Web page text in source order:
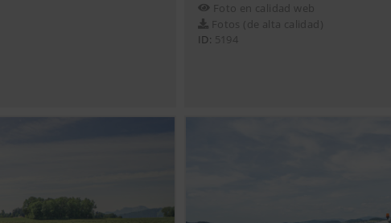
relevante en nuestro sitio web y en las redes sociales, por lo
empresas asociadas. Esto significa que el contenido que
support.google.com/youtube/answer/171780?
intl/es/policies/privacy/No tenemos ningún control
Foto en calidad web
Fotos (de alta calidad)
ID: 5194